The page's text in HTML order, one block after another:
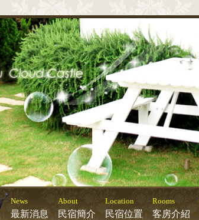
News
最新消息
About
民宿簡介
Location
民宿位置
Rooms
客房介紹